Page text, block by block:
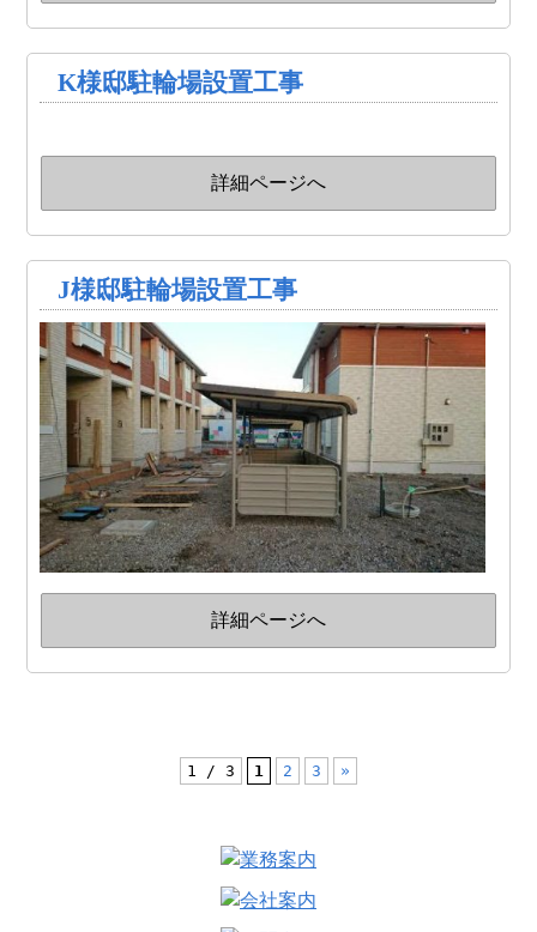
K様邸駐輪場設置工事
詳細ページへ
J様邸駐輪場設置工事
詳細ページへ
1 / 3 1 2 3 »